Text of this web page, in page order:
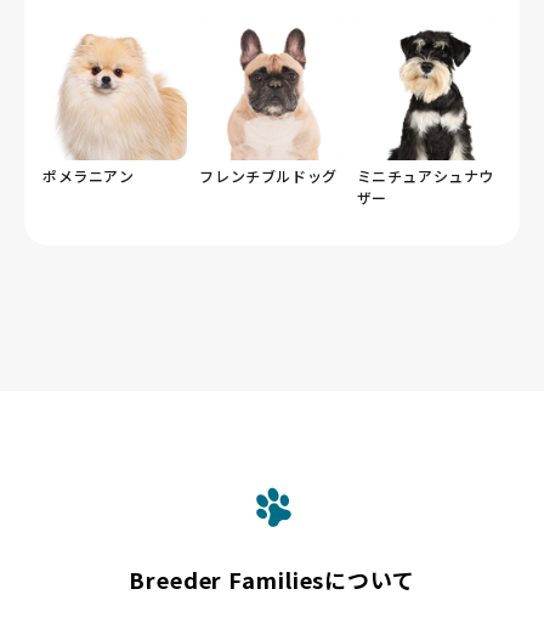
ポメラニアン フレンチブルドッグ
ミニチュアシュナウ
ザー
Breeder Familiesについて